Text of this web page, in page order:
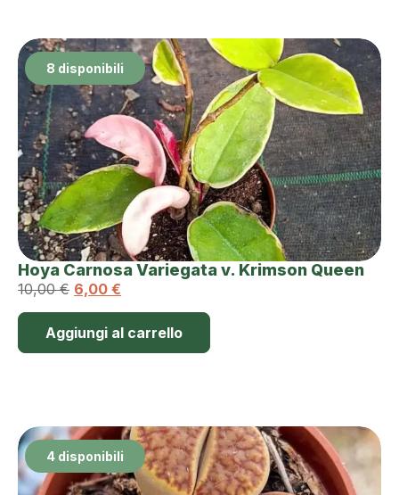
8 disponibili
Hoya Carnosa Variegata v. Krimson Queen
10,00€ 6,00 €
Aggiungi al carrello
4 disponibili